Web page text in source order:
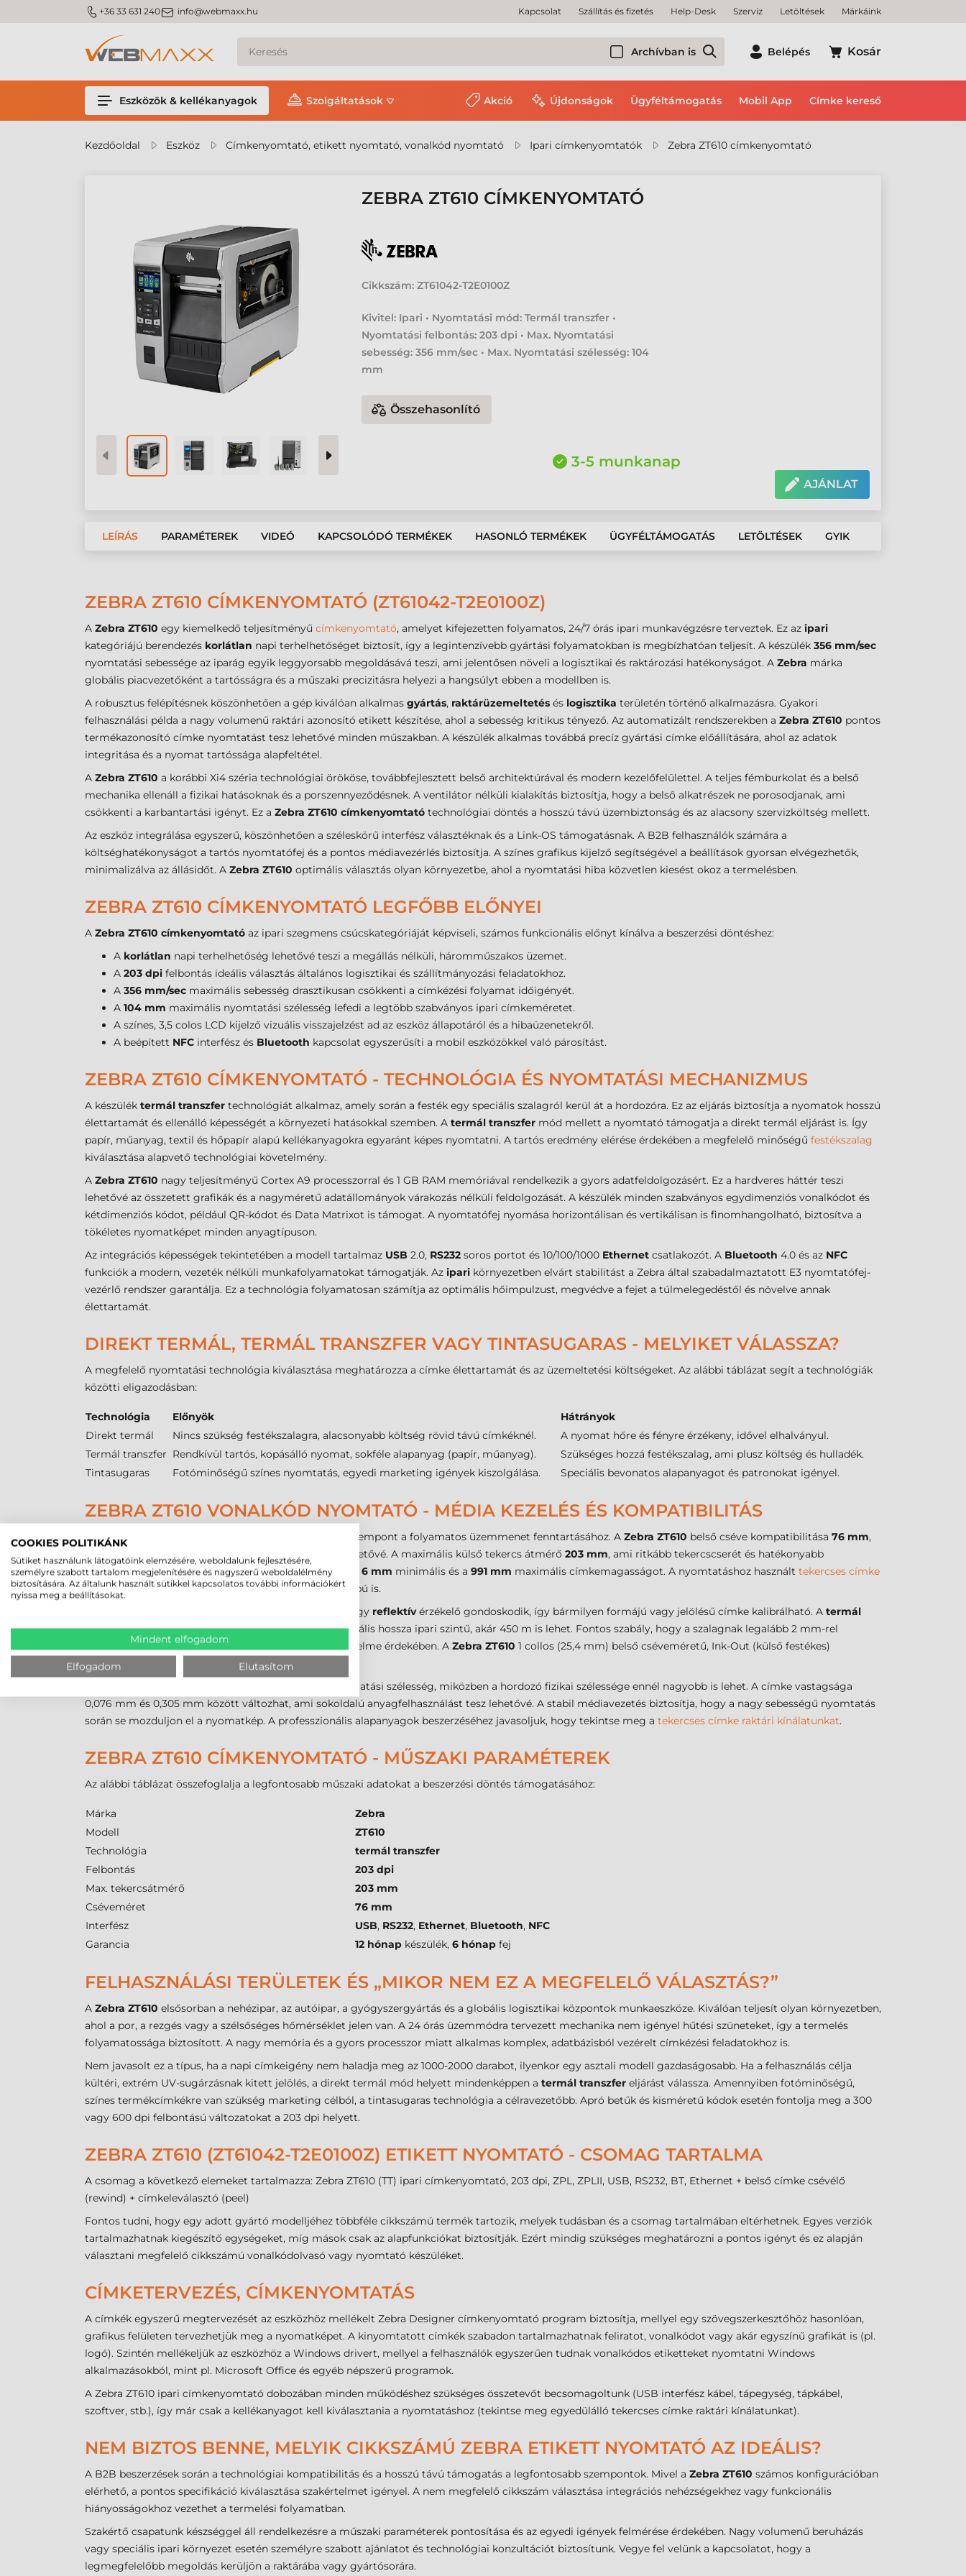
m_phone +36 33 631 240m_email info@webmaxx.hu Kapcsolat Szállítás és fizetés Help-Desk Szerviz Letöltések Márkáink
Archívban is Belépés Kosár
Eszközök & kellékanyagok Szolgáltatások Akció Újdonságok Ügyféltámogatás Mobil App Címke kereső
Kezdőoldal Eszköz Címkenyomtató, etikett nyomtató, vonalkód nyomtató Ipari címkenyomtatók Zebra ZT610 címkenyomtató
ZEBRA ZT610 CÍMKENYOMTATÓ
Cikkszám: ZT61042-T2E0100Z
Kivitel: Ipari • Nyomtatási mód: Termál transzfer •
Nyomtatási felbontás: 203 dpi • Max. Nyomtatási
sebesség: 356 mm/sec • Max. Nyomtatási szélesség: 104
mm
Összehasonlító
3-5 munkanap
AJÁNLAT
LEÍRÁS PARAMÉTEREK VIDEÓ KAPCSOLÓDÓ TERMÉKEK HASONLÓ TERMÉKEK ÜGYFÉLTÁMOGATÁS LETÖLTÉSEK GYIK
ZEBRA ZT610 CÍMKENYOMTATÓ (ZT61042-T2E0100Z)
A Zebra ZT610 egy kiemelkedő teljesítményű címkenyomtató, amelyet kifejezetten folyamatos, 24/7 órás ipari munkavégzésre terveztek. Ez az ipari
kategóriájú berendezés korlátlan napi terhelhetőséget biztosít, így a legintenzívebb gyártási folyamatokban is megbízhatóan teljesít. A készülék 356 mm/sec
nyomtatási sebessége az iparág egyik leggyorsabb megoldásává teszi, ami jelentősen növeli a logisztikai és raktározási hatékonyságot. A Zebra márka
globális piacvezetőként a tartósságra és a műszaki precizitásra helyezi a hangsúlyt ebben a modellben is.
A robusztus felépítésnek köszönhetően a gép kiválóan alkalmas gyártás, raktárüzemeltetés és logisztika területén történő alkalmazásra. Gyakori
felhasználási példa a nagy volumenű raktári azonosító etikett készítése, ahol a sebesség kritikus tényező. Az automatizált rendszerekben a Zebra ZT610 pontos
termékazonosító címke nyomtatást tesz lehetővé minden műszakban. A készülék alkalmas továbbá precíz gyártási címke előállítására, ahol az adatok
integritása és a nyomat tartóssága alapfeltétel.
A Zebra ZT610 a korábbi Xi4 széria technológiai örököse, továbbfejlesztett belső architektúrával és modern kezelőfelülettel. A teljes fémburkolat és a belső
mechanika ellenáll a fizikai hatásoknak és a porszennyeződésnek. A ventilátor nélküli kialakítás biztosítja, hogy a belső alkatrészek ne porosodjanak, ami
csökkenti a karbantartási igényt. Ez a Zebra ZT610 címkenyomtató technológiai döntés a hosszú távú üzembiztonság és az alacsony szervizköltség mellett.
Az eszköz integrálása egyszerű, köszönhetően a széleskörű interfész választéknak és a Link-OS támogatásnak. A B2B felhasználók számára a
költséghatékonyságot a tartós nyomtatófej és a pontos médiavezérlés biztosítja. A színes grafikus kijelző segítségével a beállítások gyorsan elvégezhetők,
minimalizálva az állásidőt. A Zebra ZT610 optimális választás olyan környezetbe, ahol a nyomtatási hiba közvetlen kiesést okoz a termelésben.
ZEBRA ZT610 CÍMKENYOMTATÓ LEGFŐBB ELŐNYEI
A Zebra ZT610 címkenyomtató az ipari szegmens csúcskategóriáját képviseli, számos funkcionális előnyt kínálva a beszerzési döntéshez:
A korlátlan napi terhelhetőség lehetővé teszi a megállás nélküli, háromműszakos üzemet.
A 203 dpi felbontás ideális választás általános logisztikai és szállítmányozási feladatokhoz.
A 356 mm/sec maximális sebesség drasztikusan csökkenti a címkézési folyamat időigényét.
A 104 mm maximális nyomtatási szélesség lefedi a legtöbb szabványos ipari címkeméretet.
A színes, 3,5 colos LCD kijelző vizuális visszajelzést ad az eszköz állapotáról és a hibaüzenetekről.
A beépített NFC interfész és Bluetooth kapcsolat egyszerűsíti a mobil eszközökkel való párosítást.
ZEBRA ZT610 CÍMKENYOMTATÓ - TECHNOLÓGIA ÉS NYOMTATÁSI MECHANIZMUS
A készülék termál transzfer technológiát alkalmaz, amely során a festék egy speciális szalagról kerül át a hordozóra. Ez az eljárás biztosítja a nyomatok hosszú
élettartamát és ellenálló képességét a környezeti hatásokkal szemben. A termál transzfer mód mellett a nyomtató támogatja a direkt termál eljárást is. Így
papír, műanyag, textil és hőpapír alapú kellékanyagokra egyaránt képes nyomtatni. A tartós eredmény elérése érdekében a megfelelő minőségű festékszalag
kiválasztása alapvető technológiai követelmény.
A Zebra ZT610 nagy teljesítményű Cortex A9 processzorral és 1 GB RAM memóriával rendelkezik a gyors adatfeldolgozásért. Ez a hardveres háttér teszi
lehetővé az összetett grafikák és a nagyméretű adatállományok várakozás nélküli feldolgozását. A készülék minden szabványos egydimenziós vonalkódot és
kétdimenziós kódot, például QR-kódot és Data Matrixot is támogat. A nyomtatófej nyomása horizontálisan és vertikálisan is finomhangolható, biztosítva a
tökéletes nyomatképet minden anyagtípuson.
Az integrációs képességek tekintetében a modell tartalmaz USB 2.0, RS232 soros portot és 10/100/1000 Ethernet csatlakozót. A Bluetooth 4.0 és az NFC
funkciók a modern, vezeték nélküli munkafolyamatokat támogatják. Az ipari környezetben elvárt stabilitást a Zebra által szabadalmaztatott E3 nyomtatófej-
vezérlő rendszer garantálja. Ez a technológia folyamatosan számítja az optimális hőimpulzust, megvédve a fejet a túlmelegedéstől és növelve annak
élettartamát.
DIREKT TERMÁL, TERMÁL TRANSZFER VAGY TINTASUGARAS - MELYIKET VÁLASSZA?
A megfelelő nyomtatási technológia kiválasztása meghatározza a címke élettartamát és az üzemeltetési költségeket. Az alábbi táblázat segít a technológiák
közötti eligazodásban:
Technológia Előnyök
Hátrányok
Direkt termál
Nincs szükség festékszalagra, alacsonyabb költség rövid távú címkéknél.
A nyomat hőre és fényre érzékeny, idővel elhalványul.
Termál transzfer Rendkívül tartós, kopásálló nyomat, sokféle alapanyag (papír, műanyag).
Szükséges hozzá festékszalag, ami plusz költség és hulladék.
Tintasugaras
Fotóminőségű színes nyomtatás, egyedi marketing igények kiszolgálása. Speciális bevonatos alapanyagot és patronokat igényel.
ZEBRA ZT610 VONALKÓD NYOMTATÓ - MÉDIA KEZELÉS ÉS KOMPATIBILITÁS
Aziparifelhasználás során a média kezelése kritikus szempont a folyamatos üzemmenet fenntartásához. A Zebra ZT610 belső cséve kompatibilitása 76 mm,
amely az ipari szabványú tekercsek fogadását teszi lehetővé. A maximális külső tekercs átmérő 203 mm, ami ritkább tekercscserét és hatékonyabb
munkavégzést eredményez. A készülék képes kezelni a 6 mm minimális és a 991 mm maximális címkemagasságot. A nyomtatáshoz használt tekercses címke
típusa lehet papír, szintetikus műanyag vagy textil alapú is.
és egy reflektívérzékelő gondoskodik, így bármilyen formájú vagy jelölésű címke kalibrálható. A termál
transzfernyomtatáshoz használtfestékszalagmaximális hossza ipari szintű, akár 450 m is lehet. Fontos szabály, hogy a szalagnak legalább 2 mm-rel
szélesebbnek kell lennie a címkénél a nyomtatófej védelme érdekében. A Zebra ZT610 1 collos (25,4 mm) belső cséveméretű, Ink-Out (külső festékes)
tekercseket fogad be.
nyomtatási szélesség, miközben a hordozó fizikai szélessége ennél nagyobb is lehet. A címke vastagsága
0,076 mm és 0,305 mm között változhat, ami sokoldalú anyagfelhasználást tesz lehetővé. A stabil médiavezetés biztosítja, hogy a nagy sebességű nyomtatás
során se mozduljon el a nyomatkép. A professzionális alapanyagok beszerzéséhez javasoljuk, hogy tekintse meg a tekercses címke raktári kínálatunkat.
ZEBRA ZT610 CÍMKENYOMTATÓ - MŰSZAKI PARAMÉTEREK
Az alábbi táblázat összefoglalja a legfontosabb műszaki adatokat a beszerzési döntés támogatásához:
Márka
Zebra
Modell
ZT610
Technológia
termál transzfer
Felbontás
203 dpi
Max. tekercsátmérő
203 mm
Cséveméret
76 mm
Interfész
USB, RS232, Ethernet, Bluetooth, NFC
Garancia
12 hónap készülék, 6 hónap fej
FELHASZNÁLÁSI TERÜLETEK ÉS „MIKOR NEM EZ A MEGFELELŐ VÁLASZTÁS?”
A Zebra ZT610 elsősorban a nehézipar, az autóipar, a gyógyszergyártás és a globális logisztikai központok munkaeszköze. Kiválóan teljesít olyan környezetben,
ahol a por, a rezgés vagy a szélsőséges hőmérséklet jelen van. A 24 órás üzemmódra tervezett mechanika nem igényel hűtési szüneteket, így a termelés
folyamatossága biztosított. A nagy memória és a gyors processzor miatt alkalmas komplex, adatbázisból vezérelt címkézési feladatokhoz is.
Nem javasolt ez a típus, ha a napi címkeigény nem haladja meg az 1000-2000 darabot, ilyenkor egy asztali modell gazdaságosabb. Ha a felhasználás célja
kültéri, extrém UV-sugárzásnak kitett jelölés, a direkt termál mód helyett mindenképpen a termál transzfer eljárást válassza. Amennyiben fotóminőségű,
színes termékcímkékre van szükség marketing célból, a tintasugaras technológia a célravezetőbb. Apró betűk és kisméretű kódok esetén fontolja meg a 300
vagy 600 dpi felbontású változatokat a 203 dpi helyett.
ZEBRA ZT610 (ZT61042-T2E0100Z) ETIKETT NYOMTATÓ - CSOMAG TARTALMA
A csomag a következő elemeket tartalmazza: Zebra ZT610 (TT) ipari címkenyomtató, 203 dpi, ZPL, ZPLII, USB, RS232, BT, Ethernet + belső címke csévélő
(rewind) + címkeleválasztó (peel)
Fontos tudni, hogy egy adott gyártó modelljéhez többféle cikkszámú termék tartozik, melyek tudásban és a csomag tartalmában eltérhetnek. Egyes verziók
tartalmazhatnak kiegészítő egységeket, míg mások csak az alapfunkciókat biztosítják. Ezért mindig szükséges meghatározni a pontos igényt és ez alapján
választani megfelelő cikkszámú vonalkódolvasó vagy nyomtató készüléket.
CÍMKETERVEZÉS, CÍMKENYOMTATÁS
A címkék egyszerű megtervezését az eszközhöz mellékelt Zebra Designer címkenyomtató program biztosítja, mellyel egy szövegszerkesztőhöz hasonlóan,
grafikus felületen tervezhetjük meg a nyomatképet. A kinyomtatott címkék szabadon tartalmazhatnak feliratot, vonalkódot vagy akár egyszínű grafikát is (pl.
logó). Szintén mellékeljük az eszközhöz a Windows drivert, mellyel a felhasználók egyszerűen tudnak vonalkódos etiketteket nyomtatni Windows
alkalmazásokból, mint pl. Microsoft Office és egyéb népszerű programok.
A Zebra ZT610 ipari címkenyomtató dobozában minden működéshez szükséges összetevőt becsomagoltunk (USB interfész kábel, tápegység, tápkábel,
szoftver, stb.), így már csak a kellékanyagot kell kiválasztania a nyomtatáshoz (tekintse meg egyedülálló tekercses címke raktári kínálatunkat).
NEM BIZTOS BENNE, MELYIK CIKKSZÁMÚ ZEBRA ETIKETT NYOMTATÓ AZ IDEÁLIS?
A B2B beszerzések során a technológiai kompatibilitás és a hosszú távú támogatás a legfontosabb szempontok. Mivel a Zebra ZT610 számos konfigurációban
elérhető, a pontos specifikáció kiválasztása szakértelmet igényel. A nem megfelelő cikkszám választása integrációs nehézségekhez vagy funkcionális
hiányosságokhoz vezethet a termelési folyamatban.
Szakértő csapatunk készséggel áll rendelkezésre a műszaki paraméterek pontosítása és az egyedi igények felmérése érdekében. Nagy volumenű beruházás
vagy speciális ipari környezet esetén személyre szabott ajánlatot és technológiai konzultációt biztosítunk. Vegye fel velünk a kapcsolatot, hogy a
legmegfelelőbb megoldás kerüljön a raktárába vagy gyártósorára.
COOKIES POLITIKÁNK
Sütiket használunk látogatóink elemzésére, weboldalunk fejlesztésére,
személyre szabott tartalom megjelenítésére és nagyszerű weboldalélmény
biztosítására. Az általunk használt sütikkel kapcsolatos további információkért
nyissa meg a beállításokat.
Mindent elfogadom
Elfogadom Elutasítom